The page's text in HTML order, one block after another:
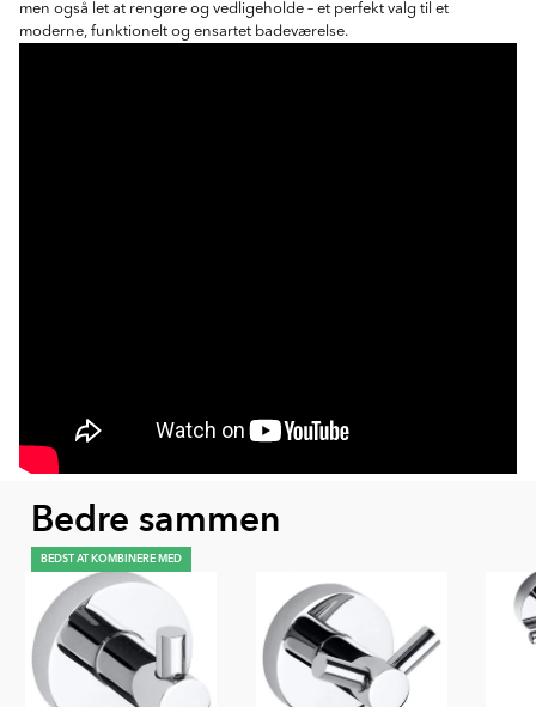
men også let at rengøre og vedligeholde – et perfekt valg til et
moderne, funktionelt og ensartet badeværelse.
Bedre sammen
BEDST AT KOMBINERE MED